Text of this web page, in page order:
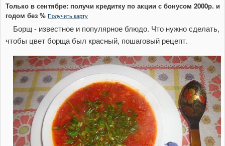
Только в сентябре: получи кредитку по акции с бонусом 2000р. и
годом без % Получить карту
Борщ - известное и популярное блюдо. Что нужно сделать,
чтобы цвет борща был красный, пошаговый рецепт.